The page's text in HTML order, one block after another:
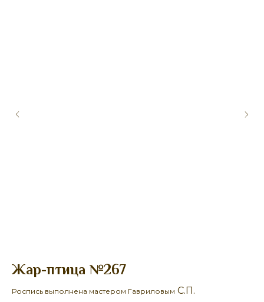
Жар-птица №267
Роспись выполнена мастером Гавриловым С.П.